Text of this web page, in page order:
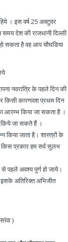
। इस वर्ष 25 अक्टूवर
देश की राजधानी दिल्ली
सकता है वह आप चौघडिया
नवरात्रि के पहले दिन की
किसी कारणवश प्रथम दिन
आरम्भ किया जा सकता है ।
किये जा सकते हैं ।
किया जाता है। शास्त्रों के
प्रकार हम सर्व सुलभ
पहले अवश्य पुर्ण हो जाये।
इसके अतिरिक्त अभिजीत
)